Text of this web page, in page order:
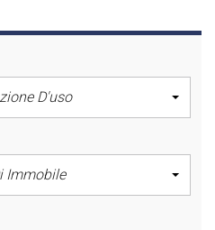
D'uso
Immobile